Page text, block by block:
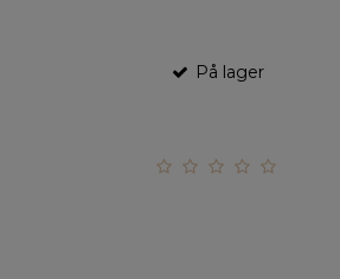
På lager